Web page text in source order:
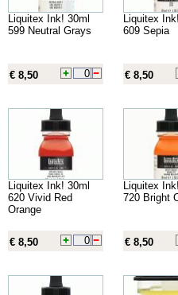
Liquitex Ink! 30ml
599 Neutral Grays
€ 8,50
Liquitex
609 Sepia
€ 8,50
Liquitex Ink! 30ml
620 Vivid Red
Orange
€ 8,50
Liquitex
720 Bright
€ 8,50